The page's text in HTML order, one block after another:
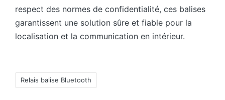
respect des normes de confidentialité, ces balises
garantissent une solution sûre et fiable pour la
localisation et la communication en intérieur.
Relais balise Bluetooth